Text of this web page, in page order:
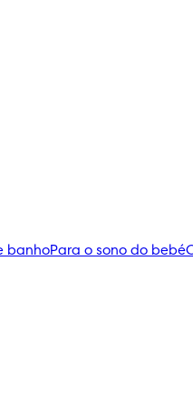
banhoPara o sono do bebé